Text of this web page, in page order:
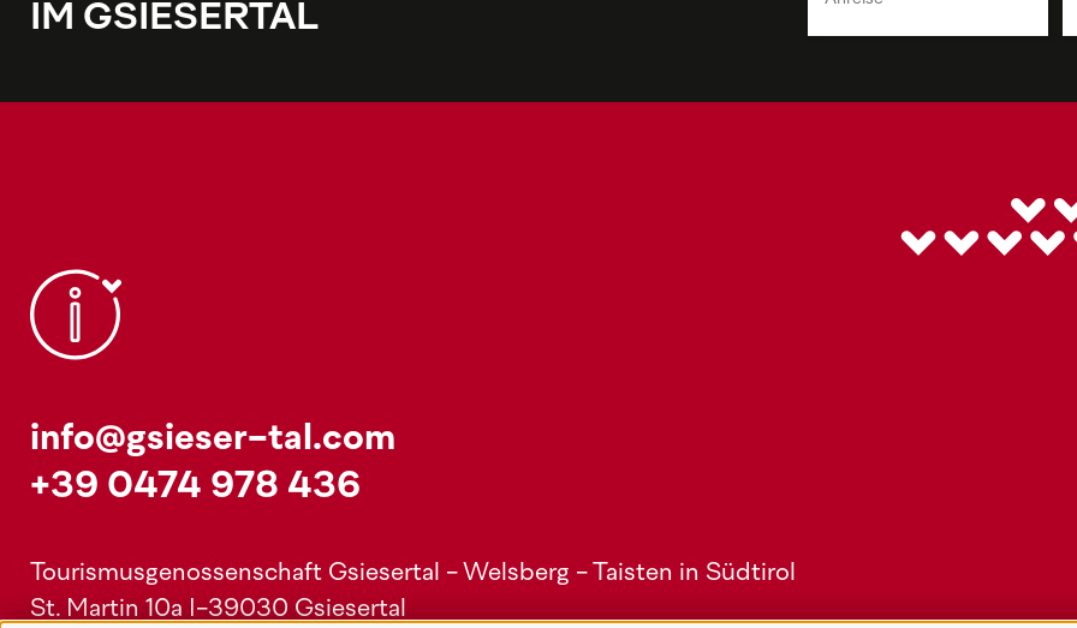
IM GSIESERTAL
info@gsieser-tal.com
+39 0474 978 436
Tourismusgenossenschaft Gsiesertal - Welsberg - Taisten in Südtirol
St. Martin 10a I-39030 Gsiesertal